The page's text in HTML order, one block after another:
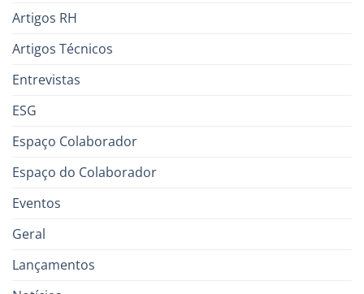
Artigos RH
Artigos Técnicos
Entrevistas
ESG
Espaço Colaborador
Espaço do Colaborador
Eventos
Geral
Lançamentos